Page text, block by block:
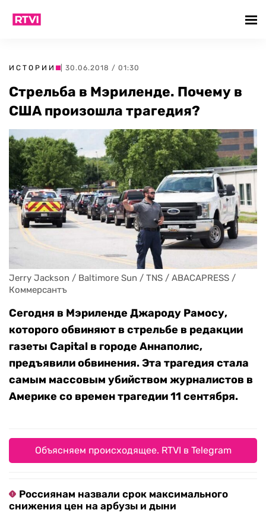
ИСТОРИИ | 30.06.2018 / 01:30
Стрельба в Мэриленде. Почему в
США произошла трагедия?
Jerry Jackson / Baltimore Sun / TNS / ABACAPRESS /
Коммерсантъ
Сегодня в Мэриленде Джароду Рамосу,
которого обвиняют в стрельбе в редакции
газеты Capital в городе Аннаполис,
предъявили обвинения. Эта трагедия стала
самым массовым убийством журналистов в
Америке со времен трагедии 11 сентября.
Объясняем происходящее. RTVI в Telegram
Россиянам назвали срок максимального
снижения цен на арбузы и дыни